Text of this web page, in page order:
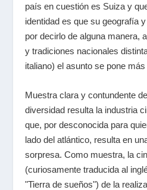
país en cuestión es Suiza y
identidad es que su geografía
por decirlo de alguna manera,
y tradiciones nacionales
italiano) el asunto se pone
Muestra clara y contundente
diversidad resulta la industria
que, por desconocida para
lado del atlántico, resulta en
sorpresa. Como muestra, la
(curiosamente traducida al
"Tierra de sueños") de la